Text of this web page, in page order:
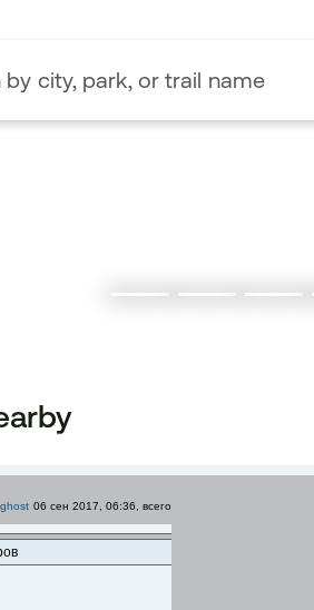
ghost 06 сен 2017, 06:36, всего